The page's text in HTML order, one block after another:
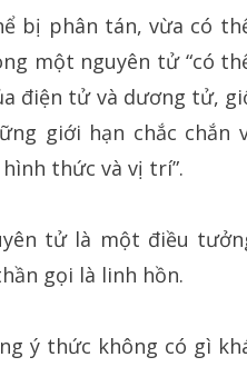
bị phân tán, vừa có
một nguyên tử “có
điện tử và dương tử,
giới hạn chắc chắn
thức và vị trí”.
tử là một điều
gọi là linh hồn.
ý thức không có gì